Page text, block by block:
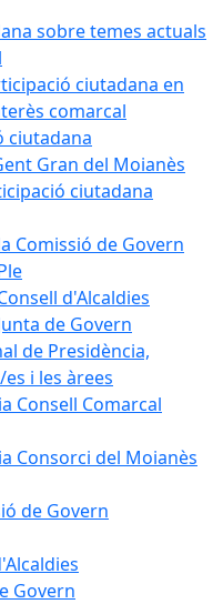
sobre temes actuals
ciutadana en
comarcal
ciutadana
Gran del Moianès
ciutadana
Comissió de Govern
d'Alcaldies
de Govern
de Presidència,
i les àrees
Consell Comarcal
Consorci del Moianès
de Govern
Govern